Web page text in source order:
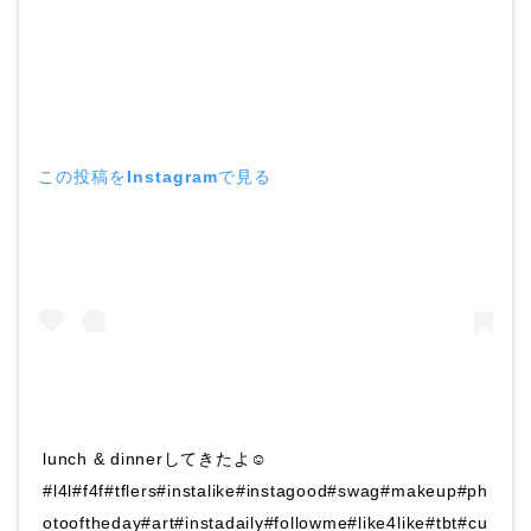
この投稿をInstagramで見る
lunch & dinnerしてきたよ☺︎
#l4l#f4f#tflers#instalike#instagood#swag#makeup#ph
otooftheday#art#instadaily#followme#like4like#tbt#cu